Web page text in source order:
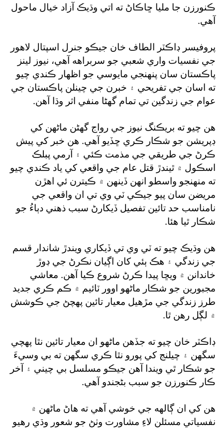
ڪنورزن جا مليا ڇاڪاڻ ته اتي وڌيڪ آزاد خيال ماحول
آهي.
پروفيسر ڊاڪٽر الطاف خان جيڪو جنرل اسپتال لاهور
جي نفسيات واري شعبي جو سربراهه آهي، نيوز لينز
پاڪستان سان پنهنجي مايوسي جو اظهار ڪندي چيو
ته اسان جي تفريحي ۽ خبرن جي چينلن پاڪستان جي
عوام جي زندگين تي تمام گهڻا منفي اثر وڌا آهن.
هن چيو ته بريڪنگ نيوز جي رواج گهڻن ماڻهن کي
ڊپريشن جو شڪار ڪري ڇڏيو آهي. هن خبر کي پيش
ڪرڻ جي طريقي جي مذمت ڪئي ۽ آرمي پبلڪ
اسڪول ۾ ٿيندڙ قتل عام جي واقعي کي ياد ڪندي چيو
ته منهنجو واسطو انهن ڏينهن ۾ ڪيترن ئي اهڙن
مريضن سان پيو جيڪي ٽي وي تي ان واقعي جي
نامناسب حد تائين تفصيل ڏيکارڻ سبب ذهني دٻاءُ جو
شڪار ٿيا هئا.
هن وڌيڪ چيو ته ٽي وي تي ڏيکاري ويندڙ شاندار قسم
جي زندگي ۽ هڪ ٻئي کان اڳيان نڪرڻ جي ڊوڙ
خاندانن ۾ ويڇا پيدا ڪرڻ شروع ڪيا آهن. معاشي
مجبورين جو شڪار ماڻهو اوور ٽائيم ۾ ڪم ڪري جديد
طرز زندگي جي مڙهيل معيار تائين پهچڻ جي ڪوشش
۾ لڳل رهن ٿا.
ڊاڪٽر خان چيو ته جڏهن ماڻهو ان معيار تائين نٿا پهچي
سگهن ۽ چيلنج کي پورو نٿا ڪري سگهن ته بي وسيءَ
جو شڪار ٿي ويندا آهن جيڪو مسلسل بي چيني ۽ آخر
ڪار ڪنورزن جو سبب بڻجندو آهي.
هن کي ان ڳالهه جي خوشي آهي ته هاڻ ماڻهن ۾
نفسياتي مسئلن لاءِ مشاورت وٺڻ جو شعور وڌي رهيو